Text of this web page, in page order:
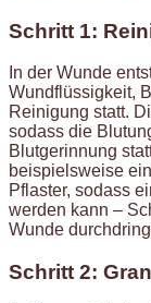
Schritt 1:
In der Wunde
Wundflüssigkeit,
Reinigung statt.
sodass die
Blutgerinnung
beispielsweise
Pflaster, sodass
werden kann –
Wunde
Schritt 2: